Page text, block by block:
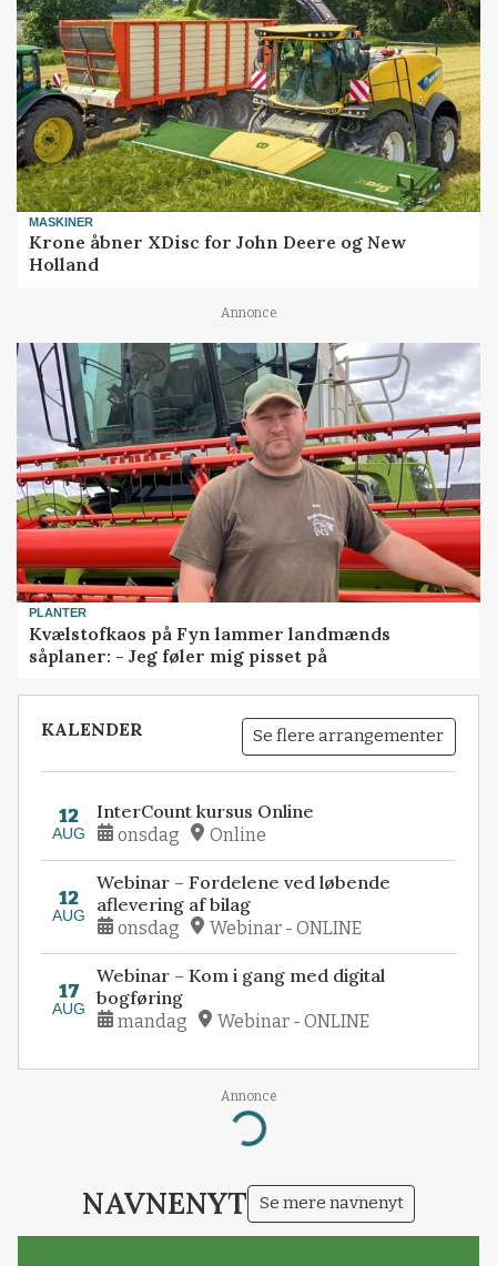
MASKINER
Krone åbner XDisc for John Deere og New
Holland
Annonce
PLANTER
Kvælstofkaos på Fyn lammer landmænds
såplaner: - Jeg føler mig pisset på
KALENDER Se flere arrangementer
12
AUG
InterCount kursus Online
onsdag Online
12
AUG
Webinar – Fordelene ved løbende
aflevering af bilag
onsdag Webinar - ONLINE
17
AUG
Webinar – Kom i gang med digital
bogføring
mandag Webinar - ONLINE
Annonce
Loading...
NAVNENYT Se mere navnenyt